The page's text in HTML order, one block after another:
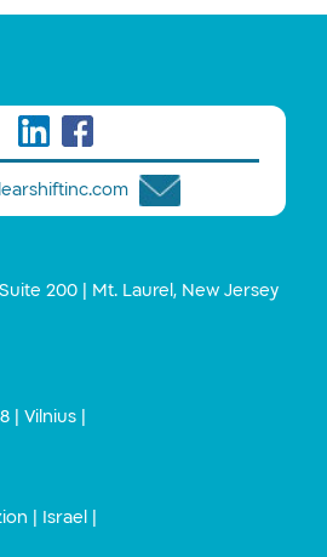
200 | Mt. Laurel, New Jersey
| Vilnius |
| Israel |